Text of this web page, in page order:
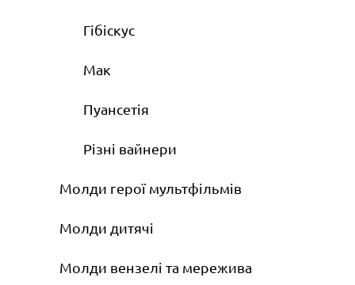
Гібіскус
Мак
Пуансетія
Різні вайнери
Молди герої мультфільмів
Молди дитячі
Молди вензелі та мережива